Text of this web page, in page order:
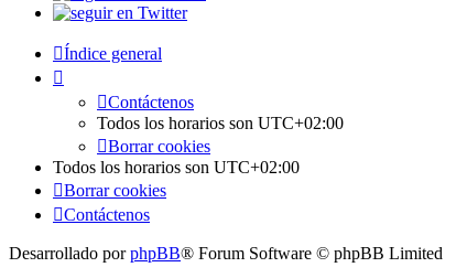
Índice general
Contáctenos
Todos los horarios son UTC+02:00
Borrar cookies
Todos los horarios son UTC+02:00
Borrar cookies
Contáctenos
Desarrollado porphpBB® Forum Software © phpBB Limited